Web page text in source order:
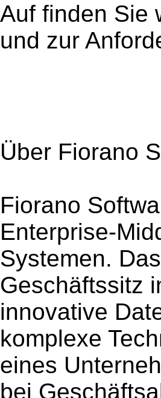
Auf finden Sie
und zur
Über Fiorano
Fiorano
Enterprise-
Systemen.
Geschäftssitz
innovative
komplexe
eines
bei